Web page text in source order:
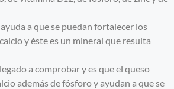
a que se puedan fortalecer los
y éste es un mineral que resulta
a comprobar y es que el queso
además de fósforo y ayudan a que se